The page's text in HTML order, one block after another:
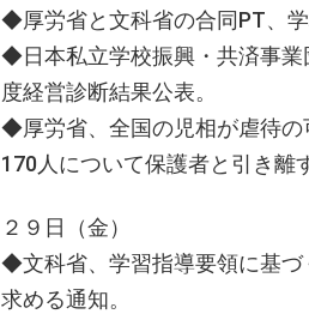
◆厚労省と文科省の合同PT、
◆日本私立学校振興・共済事業
度経営診断結果公表。
◆厚労省、全国の児相が虐待の
170人について保護者と引き離
２９日（金）
◆文科省、学習指導要領に基づ
求める通知。